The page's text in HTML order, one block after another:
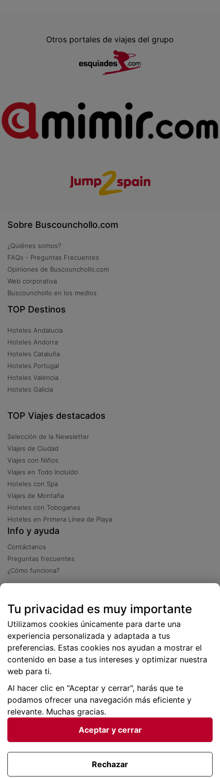
Otros portales de viajes del grupo
Sobre Buscounchollo.com
¿Quiénes somos?
FAQs - Preguntas Frecuentes
Opiniones de Buscounchollo.com
Web corporativa
Buscounchollo en los medios
TOP Destinos
Hoteles Andalucía
Hoteles Andorra
Hoteles Cataluña
Hoteles Portugal
Hoteles Valencia
Hoteles Galicia
TOP Viajes destacados
Selección de la Newsletter
Viajes de Ciudad
Viajes con Niños
Viajes en Todo Incluido
Hoteles con Spa
Viajes de Montaña
Hoteles con Toboganes
Hoteles en Primera Línea de Playa
Info y ayuda
Contáctanos
Preguntas frecuentes
¿Cómo funciona?
Más de 2 millones de descargas
Condiciones generales |Privacidad de datos | Política
Viajes para ti SLU Copyright © BuscoUnChollo.com
Tu privacidad es muy importante
Utilizamos cookies únicamente para darte una
experiencia personalizada y adaptada a tus
preferencias. Estas cookies nos ayudan a mostrar el
contenido en base a tus intereses y optimizar nuestra
web para ti.
Al hacer clic en "Aceptar y cerrar", harás que te
podamos ofrecer una navegación más eficiente y
relevante. Muchas gracias.
Aceptar y cerrar
Rechazar